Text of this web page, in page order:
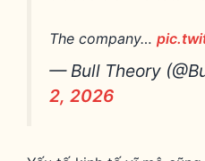
The company…
— Bull Theory
2, 2026